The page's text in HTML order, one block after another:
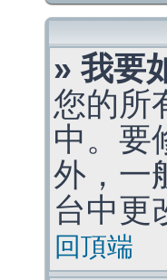
» 我要
您的所
中。要
外，一
台中更
回頂端